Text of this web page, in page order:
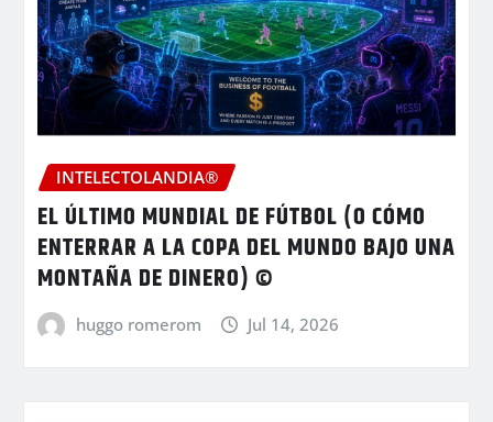
INTELECTOLANDIA®
EL ÚLTIMO MUNDIAL DE FÚTBOL (O CÓMO
ENTERRAR A LA COPA DEL MUNDO BAJO UNA
MONTAÑA DE DINERO) ©
huggo romerom Jul 14, 2026